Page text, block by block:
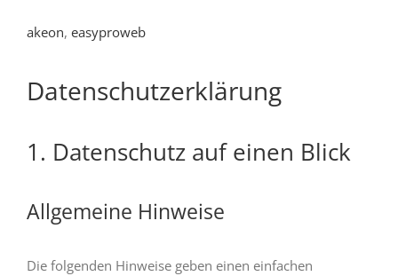
akeon, easyproweb
Datenschutzerklärung
1. Datenschutz auf einen Blick
Allgemeine Hinweise
Die folgenden Hinweise geben einen einfachen